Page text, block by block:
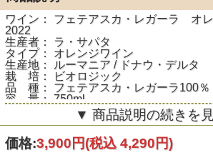
ワイン： フェテアスカ・レガーラ オ
2022
生産者： ラ・サパタ
タイプ： オレンジワイン
生産地： ルーマニア / ドナウ・デルタ
栽 培： ビオロジック
品 種： フェテアスカ・レガーラ100％
容 量： 750ml
※ラベルの絵柄は複数ありますが同一ワ
知おきください。
▼ 商品説明の続きを
価格:3,900円(税込 4,290円)